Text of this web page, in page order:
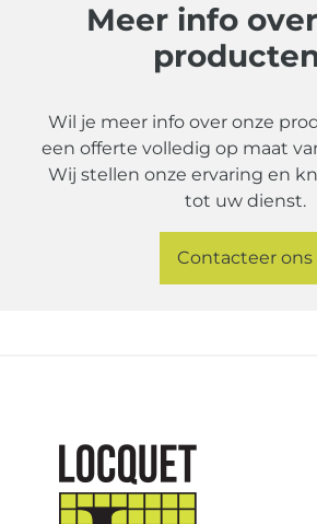
Meer info
Wil je meer info over onze
een offerte volledig op maat
Wij stellen onze ervaring en
tot uw dienst.
Contacteer ons